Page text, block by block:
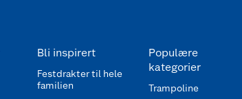
Bli inspirert
Festdrakter til hele
familien
Populære
kategorier
Trampoline